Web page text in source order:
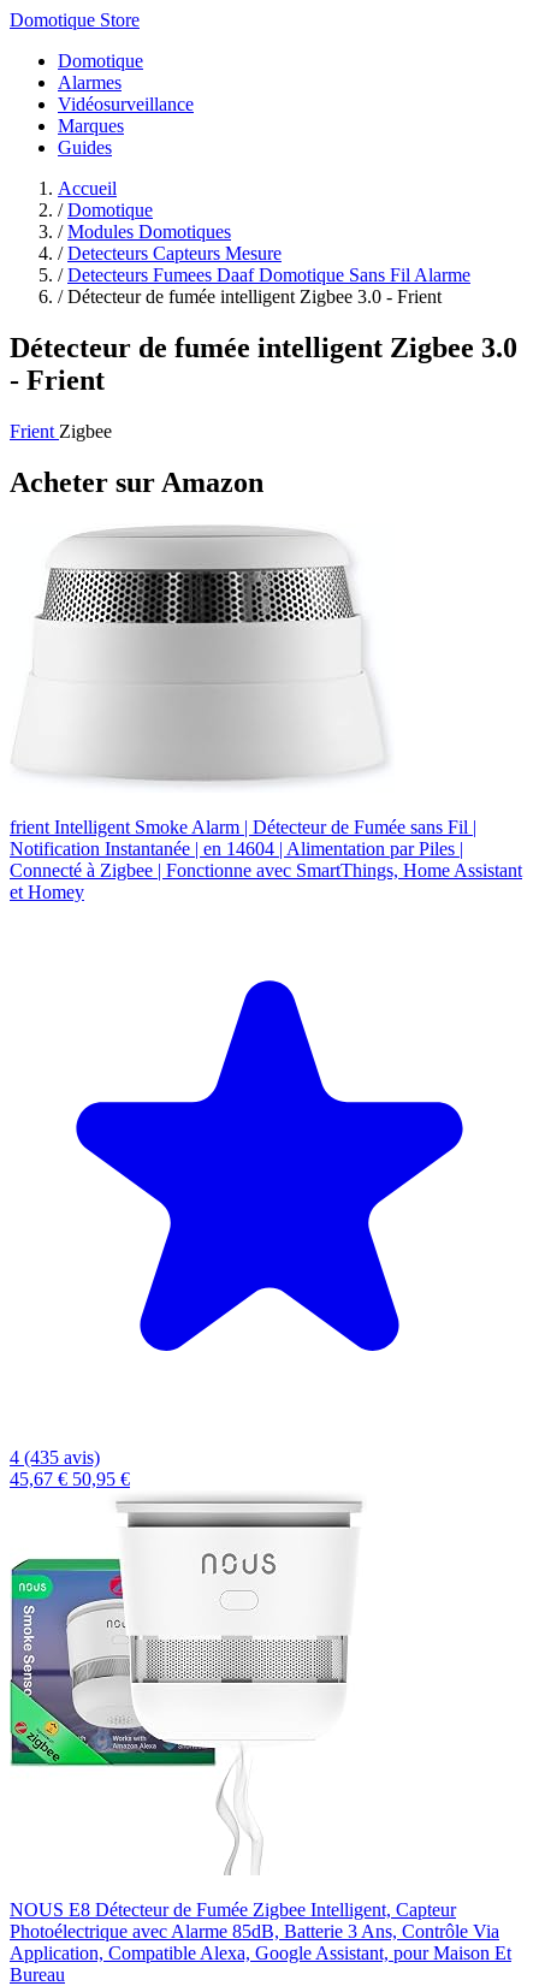
Domotique Store
Domotique
Alarmes
Vidéosurveillance
Marques
Guides
Accueil
/ Domotique
/ Modules Domotiques
/ Detecteurs Capteurs Mesure
/ Detecteurs Fumees Daaf Domotique Sans Fil Alarme
/ Détecteur de fumée intelligent Zigbee 3.0 - Frient
Détecteur de fumée intelligent Zigbee 3.0
- Frient
Frient Zigbee
Acheter sur Amazon
frient Intelligent Smoke Alarm | Détecteur de Fumée sans Fil |
Notification Instantanée | en 14604 | Alimentation par Piles |
Connecté à Zigbee | Fonctionne avec SmartThings, Home Assistant
et Homey
4 (435 avis)
45,67 € 50,95 €
NOUS E8 Détecteur de Fumée Zigbee Intelligent, Capteur
Photoélectrique avec Alarme 85dB, Batterie 3 Ans, Contrôle Via
Application, Compatible Alexa, Google Assistant, pour Maison Et
Bureau